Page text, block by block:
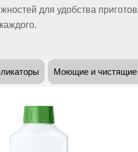
для удобства
Моющие и чистящие